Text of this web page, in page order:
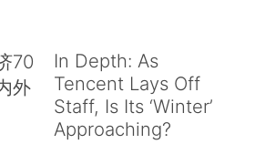
70
外
In Depth: As
Tencent Lays Off
Staff, Is Its ‘Winter’
Approaching?